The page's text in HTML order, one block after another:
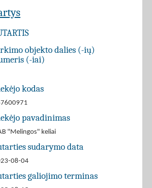
objekto dalies (-ių)
(-iai)
kodas
pavadinimas
"Melingos" keliai
sudarymo data
08-04
galiojimo terminas